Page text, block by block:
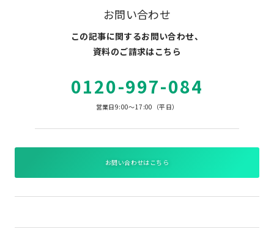
お問い合わせ
この記事に関するお問い合わせ、
資料のご請求はこちら
0120-997-084
営業日9:00～17:00（平日）
お問い合わせはこちら